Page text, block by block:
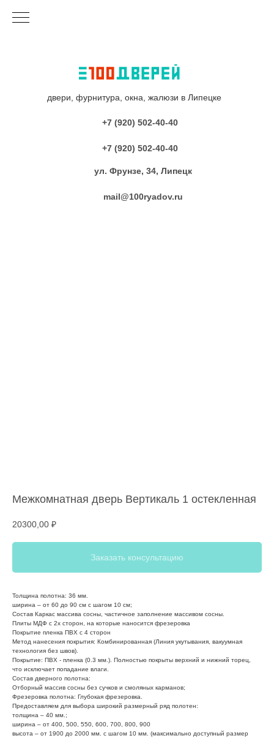
двери, фурнитура, окна, жалюзи в Липецке
+7 (920) 502-40-40
+7 (920) 502-40-40
ул. Фрунзе, 34, Липецк
mail@100ryadov.ru
Межкомнатная дверь Вертикаль 1 остекленная
20300,00 ₽
Заказать консультацию
Толщина полотна: 36 мм.
ширина – от 60 до 90 см с шагом 10 см;
Состав Каркас массива сосны, частичное заполнение массивом сосны.
Плиты МДФ с 2х сторон, на которые наносится фрезеровка
Покрытие пленка ПВХ с 4 сторон
Метод нанесения покрытия: Комбинированная (Линия укутывания, вакуумная
технология без швов).
Покрытие: ПВХ - пленка (0.3 мм.). Полностью покрыты верхний и нижний торец,
что исключает попадание влаги.
Состав дверного полотна:
Отборный массив сосны без сучков и смоляных карманов;
Фрезеровка полотна: Глубокая фрезеровка.
Предоставляем для выбора широкий размерный ряд полотен:
толщина – 40 мм.;
ширина – от 400, 500, 550, 600, 700, 800, 900
высота – от 1900 до 2000 мм. с шагом 10 мм. (максимально доступный размер